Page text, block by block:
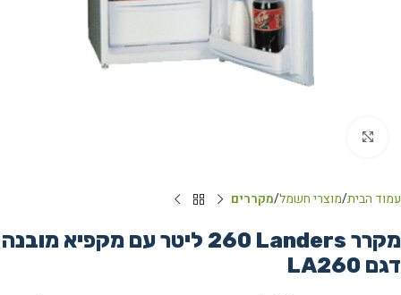
עמוד הבית מוצרי חשמל מקררים
מקרר Landers ‏260 ‏ליטר עם מקפיא מובנה
דגם LA260